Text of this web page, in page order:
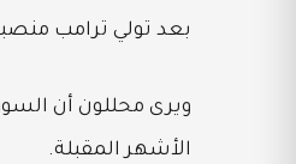
بعد تولي ترامب
ويرى محللون أن
الأشهر المقبلة.